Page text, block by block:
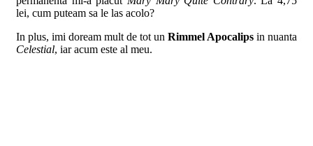
lei, cum puteam sa le las acolo?
In plus, imi doream mult de tot un Rimmel Apocalips in nuanta
Celestial, iar acum este al meu.